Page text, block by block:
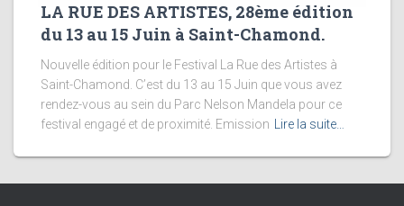
LA RUE DES ARTISTES, 28ème édition
du 13 au 15 Juin à Saint-Chamond.
Nouvelle édition pour le Festival La Rue des Artistes à
Saint-Chamond. C’est du 13 au 15 Juin que vous avez
rendez-vous au sein du Parc Nelson Mandela pour ce
festival engagé et de proximité. Emission
Lire la suite…